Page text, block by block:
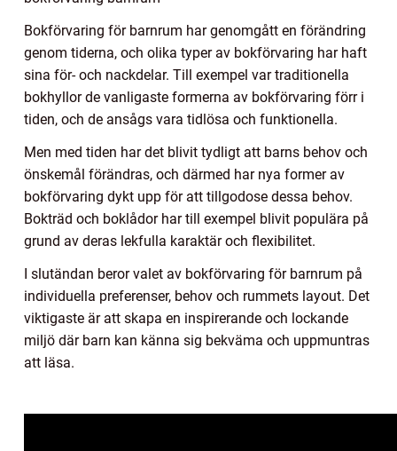
Bokförvaring för barnrum har genomgått en förändring
genom tiderna, och olika typer av bokförvaring har haft
sina för- och nackdelar. Till exempel var traditionella
bokhyllor de vanligaste formerna av bokförvaring förr i
tiden, och de ansågs vara tidlösa och funktionella.
Men med tiden har det blivit tydligt att barns behov och
önskemål förändras, och därmed har nya former av
bokförvaring dykt upp för att tillgodose dessa behov.
Bokträd och boklådor har till exempel blivit populära på
grund av deras lekfulla karaktär och flexibilitet.
I slutändan beror valet av bokförvaring för barnrum på
individuella preferenser, behov och rummets layout. Det
viktigaste är att skapa en inspirerande och lockande
miljö där barn kan känna sig bekväma och uppmuntras
att läsa.